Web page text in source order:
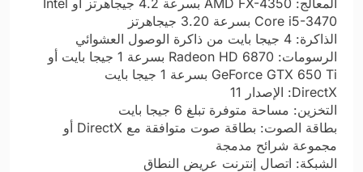
Core i5-3470 بسرعة 3.20 جيجاهرتز
الذاكرة: 4 جيجا بايت من ذاكرة الوصول العشوائي
الرسومات: Radeon HD 6870 بسرعة 1 جيجا بايت أو
GeForce GTX 650 Ti بسرعة 1 جيجا بايت
DirectX: الإصدار 11
التخزين: مساحة متوفرة تبلغ 6 جيجا بايت
بطاقة الصوت: بطاقة صوت متوافقة مع DirectX أو
مجموعة شرائح مدمجة
الشبكة: اتصال إنترنت عريض النطاق